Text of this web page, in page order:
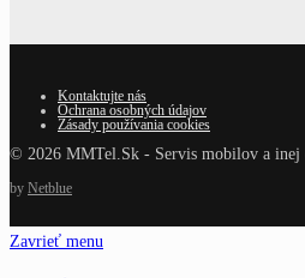
Kontaktujte nás
Ochrana osobných údajov
Zásady používania cookies
© 2026 MMTel.Sk - Servis mobilov a inej
by Netblue
Zavrieť menu